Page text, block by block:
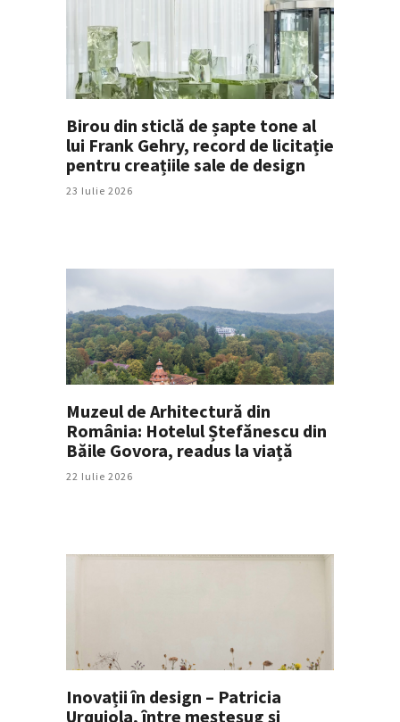
Birou din sticlă de șapte tone al
lui Frank Gehry, record de licitație
pentru creațiile sale de design
23 Iulie 2026
Muzeul de Arhitectură din
România: Hotelul Ștefănescu din
Băile Govora, readus la viață
22 Iulie 2026
Inovații în design – Patricia
Urquiola, între meșteșug și